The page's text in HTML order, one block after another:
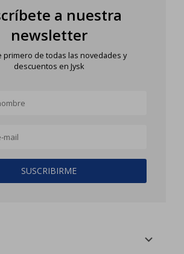
a nuestra
newsletter
primero de todas las novedades y
descuentos en Jysk
SUSCRIBIRME